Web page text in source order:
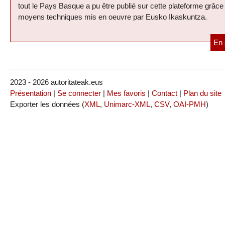
tout le Pays Basque a pu être publié sur cette plateforme
moyens techniques mis en oeuvre par Eusko Ikaskuntza.
En
2023 - 2026 autoritateak.eus
Présentation | Se connecter | Mes favoris | Contact | Plan du site
Exporter les données (XML, Unimarc-XML, CSV, OAI-PMH)